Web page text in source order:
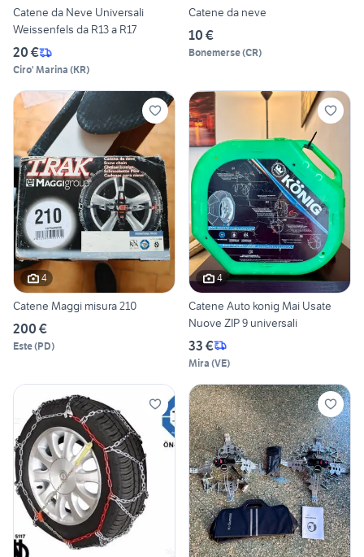
Catene da Neve Universali
Weissenfels da R13 a R17
20 €
Ciro' Marina (KR)
Catene da neve
10 €
Bonemerse(CR)
4
Catene Maggi misura 210
200 €
Este(PD)
4
Catene Auto konig Mai Usate
Nuove ZIP 9 universali
33 €
Mira (VE)